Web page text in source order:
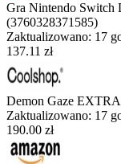
Gra Nintendo Switch
(3760328371585)
Zaktualizowano: 17
137.11 zł
Demon Gaze EXTRA
Zaktualizowano: 17
190.00 zł